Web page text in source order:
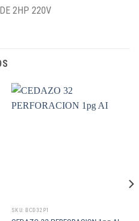
2HP 220V
SKU: BCD32P1